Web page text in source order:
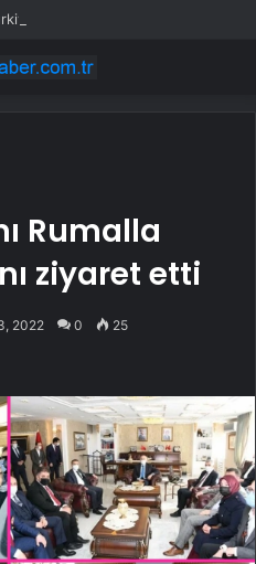
için çerçeve yasa sinyali
Rumalla
ziyaret etti
2022 0 25